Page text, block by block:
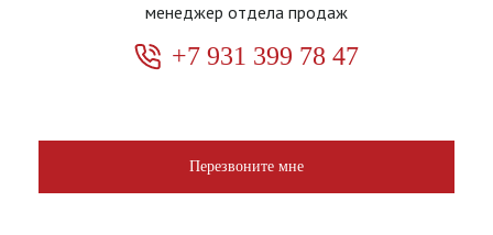
менеджер отдела продаж
+7 931 399 78 47
Перезвоните мне